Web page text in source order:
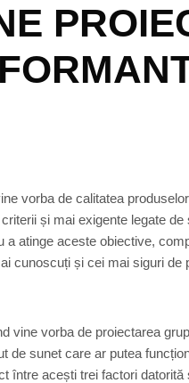
vorba de calitatea
și mai exigente legate
atinge aceste obiective,
cunoscuți și cei mai siguri de
vine vorba de proiectarea
de sunet care ar putea
între acești trei factori